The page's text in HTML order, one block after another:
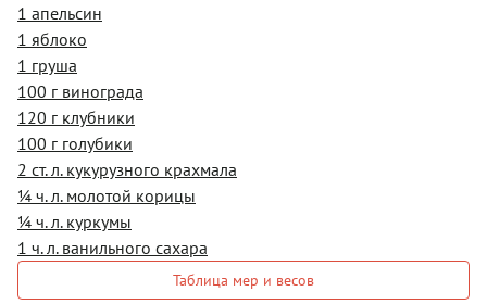
1 апельсин
1 яблоко
1 груша
100 г винограда
120 г клубники
100 г голубики
2 ст. л. кукурузного крахмала
¼ ч. л. молотой корицы
¼ ч. л. куркумы
1 ч. л. ванильного сахара
Таблица мер и весов